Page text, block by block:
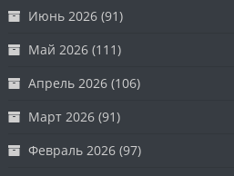
Июнь 2026 (91)
Май 2026 (111)
Апрель 2026 (106)
Март 2026 (91)
Февраль 2026 (97)